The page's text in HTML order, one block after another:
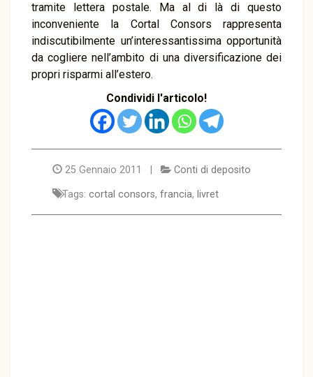
tramite lettera postale. Ma al di là di questo
inconveniente la Cortal Consors rappresenta
indiscutibilmente un’interessantissima opportunità
da cogliere nell’ambito di una diversificazione dei
propri risparmi all’estero.
Condividi l'articolo!
25 Gennaio 2011 | Conti di deposito
Tags: cortal consors, francia, livret